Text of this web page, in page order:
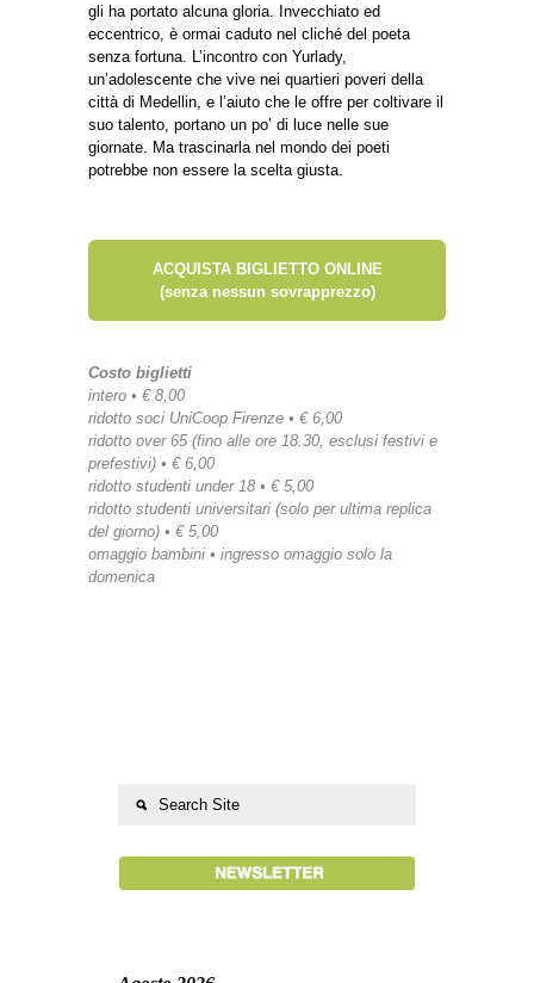
gli ha portato alcuna gloria. Invecchiato ed
eccentrico, è ormai caduto nel cliché del poeta
senza fortuna. L’incontro con Yurlady,
un’adolescente che vive nei quartieri poveri della
città di Medellin, e l’aiuto che le offre per coltivare il
suo talento, portano un po’ di luce nelle sue
giornate. Ma trascinarla nel mondo dei poeti
potrebbe non essere la scelta giusta.
ACQUISTA BIGLIETTO ONLINE
(senza nessun sovrapprezzo)
Costo biglietti
intero • € 8,00
ridotto soci UniCoop Firenze • € 6,00
ridotto over 65 (fino alle ore 18.30, esclusi festivi e
prefestivi) • € 6,00
ridotto studenti under 18 • € 5,00
ridotto studenti universitari (solo per ultima replica
del giorno) • € 5,00
omaggio bambini • ingresso omaggio solo la
domenica